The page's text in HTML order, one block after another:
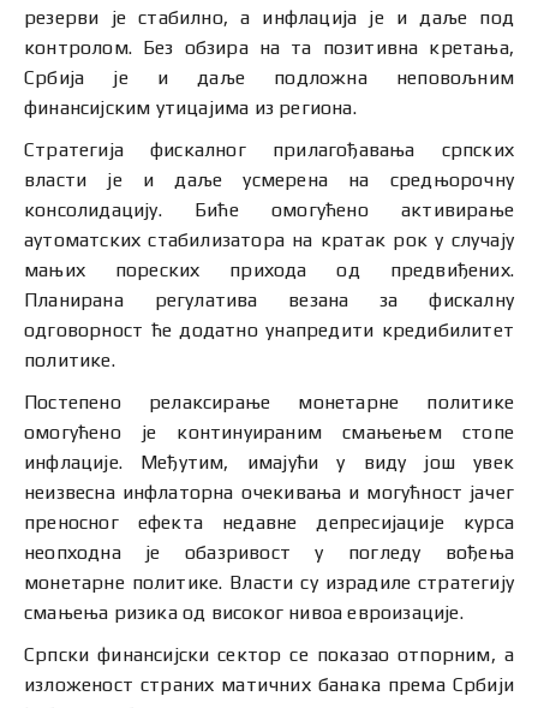
резерви је стабилно, а инфлација је и даље под
контролом. Без обзира на та позитивна кретања,
Србија је и даље подложна неповољним
финансијским утицајима из региона.
Стратегија фискалног прилагођавања српских
власти је и даље усмерена на средњорочну
консолидацију. Биће омогућено активирање
аутоматских стабилизатора на кратак рок у случају
мањих пореских прихода од предвиђених.
Планирана регулатива везана за фискалну
одговорност ће додатно унапредити кредибилитет
политике.
Постепено релаксирање монетарне политике
омогућено је континуираним смањењем стопе
инфлације. Међутим, имајући у виду још увек
неизвесна инфлаторна очекивања и могућност јачег
преносног ефекта недавне депресијације курса
неопходна је обазривост у погледу вођења
монетарне политике. Власти су израдиле стратегију
смањења ризика од високог нивоа евроизације.
Српски финансијски сектор се показао отпорним, а
изложеност страних матичних банака према Србији